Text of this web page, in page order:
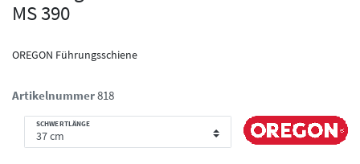
MS 390
OREGON Führungsschiene
Artikelnummer818
SCHWERTLÄNGE